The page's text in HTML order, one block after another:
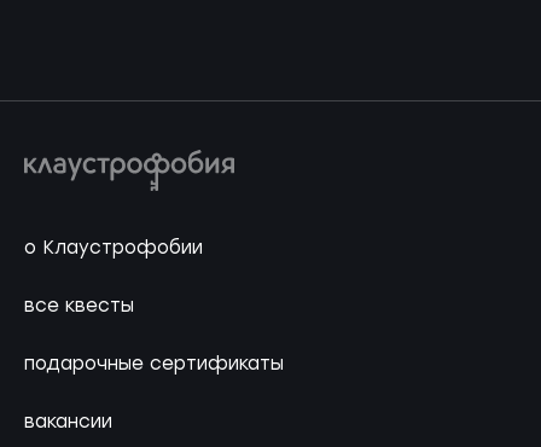
о Клаустрофобии
все квесты
подарочные сертификаты
вакансии